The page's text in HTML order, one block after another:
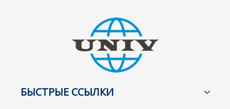
БЫСТРЫЕ ССЫЛКИ